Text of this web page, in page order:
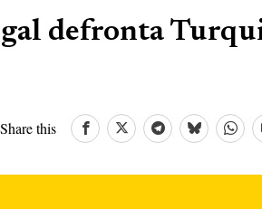
defronta
Share this